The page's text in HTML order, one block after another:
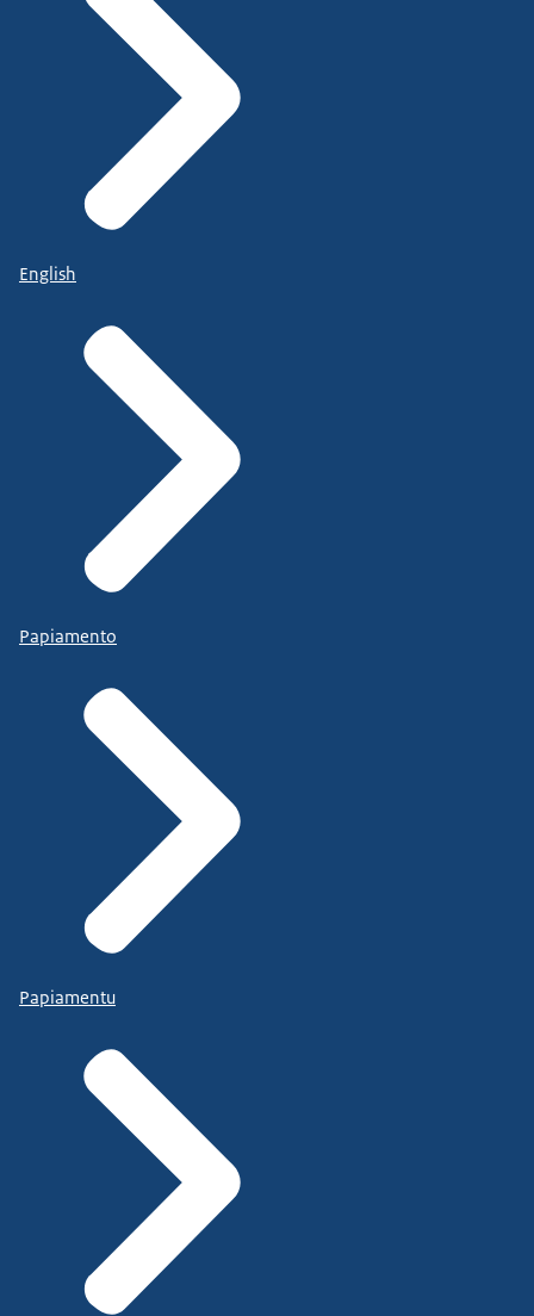
English
Papiamento
Papiamentu